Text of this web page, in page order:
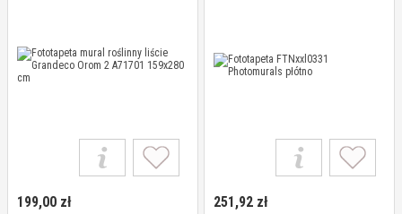
199,00 zł 251,92 zł